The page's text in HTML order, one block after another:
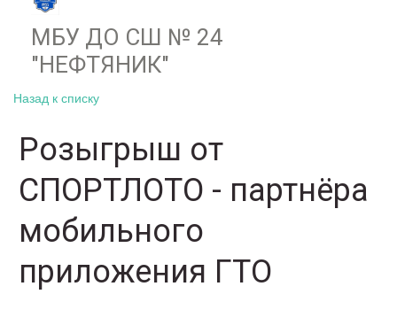
МБУ ДО СШ № 24
"НЕФТЯНИК"­­
Назад к списку
Розыгрыш от
СПОРТЛОТО - партнёра
мобильного
приложения ГТО